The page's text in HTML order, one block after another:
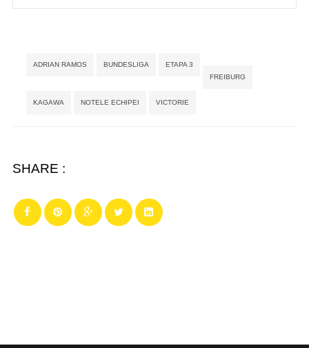
ADRIAN RAMOS BUNDESLIGA ETAPA 3
FREIBURG
KAGAWA NOTELE ECHIPEI VICTORIE
SHARE :